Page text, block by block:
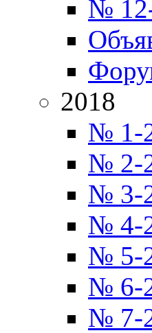
№
2018
№ 1-
№ 2-
№ 3-
№ 4-
№ 5-
№ 6-
№ 7-